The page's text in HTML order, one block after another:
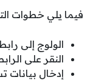
فيما يلي خطوات
الولوج إلى
النقر على
إدخال